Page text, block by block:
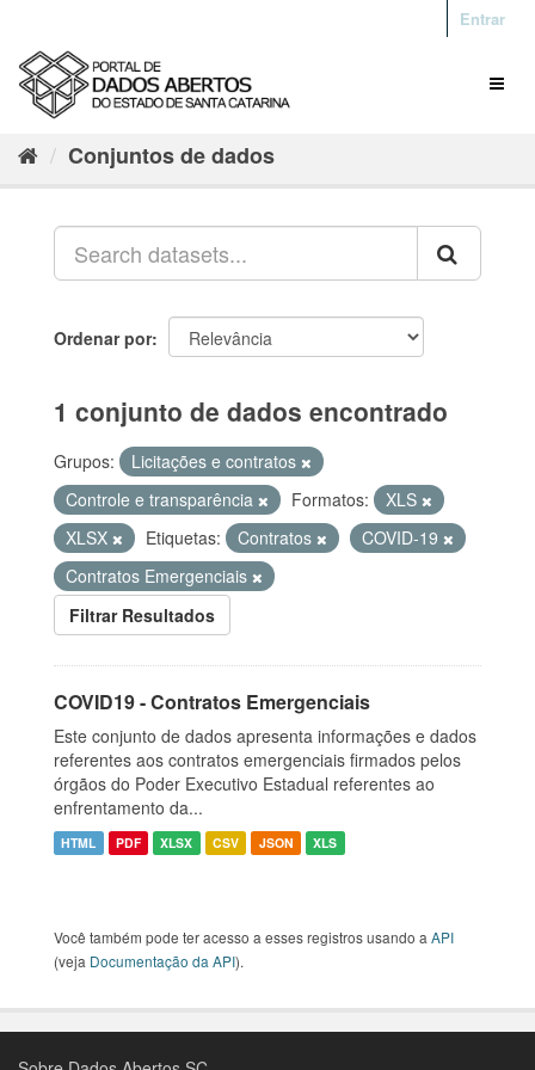
Entrar
Conjuntos de dados
Ordenar por
1 conjunto de dados encontrado
Grupos:
Licitações e contratos
Controle e transparência
Formatos:
XLS
XLSX
Etiquetas: Contratos
COVID-19
Contratos Emergenciais
Filtrar Resultados
COVID19 - Contratos Emergenciais
Este conjunto de dados apresenta informações e dados
referentes aos contratos emergenciais firmados pelos
órgãos do Poder Executivo Estadual referentes ao
enfrentamento da...
HTML PDF XLSX CSV JSON XLS
Você também pode ter acesso a esses registros usando a API
(veja Documentação da API).